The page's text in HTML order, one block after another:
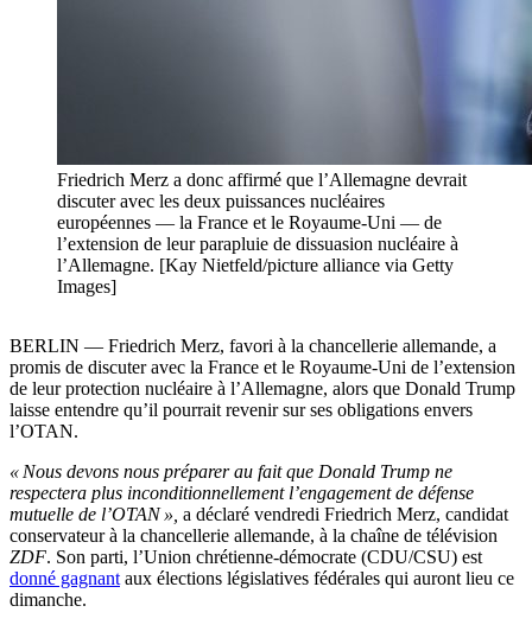
Friedrich Merz a donc affirmé que l’Allemagne devrait
discuter avec les deux puissances nucléaires
européennes — la France et le Royaume-Uni — de
l’extension de leur parapluie de dissuasion nucléaire à
l’Allemagne. [Kay Nietfeld/picture alliance via Getty
Images]
BERLIN — Friedrich Merz, favori à la chancellerie allemande, a
promis de discuter avec la France et le Royaume-Uni de l’extension
de leur protection nucléaire à l’Allemagne, alors que Donald Trump
laisse entendre qu’il pourrait revenir sur ses obligations envers
l’OTAN.
« Nous devons nous préparer au fait que Donald Trump ne
respectera plus inconditionnellement l’engagement de défense
mutuelle de l’OTAN », a déclaré vendredi Friedrich Merz, candidat
conservateur à la chancellerie allemande, à la chaîne de télévision
ZDF. Son parti, l’Union chrétienne-démocrate (CDU/CSU) est
donné gagnant aux élections législatives fédérales qui auront lieu ce
dimanche.